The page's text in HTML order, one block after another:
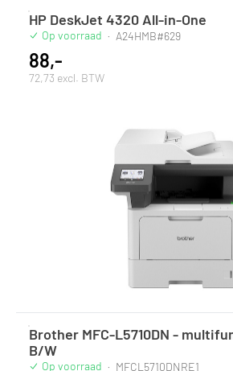
HP DeskJet 4320 All-in-One
Op voorraad · A24HMB#629
88,-
72,73 excl. BTW
Brother MFC-L5710DN -
B/W
Op voorraad · MFCL5710DNRE1